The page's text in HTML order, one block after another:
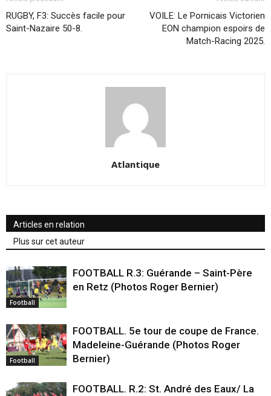
RUGBY, F3: Succès facile pour
Saint-Nazaire 50-8.
VOILE: Le Pornicais Victorien
EON champion espoirs de
Match-Racing 2025.
Atlantique
Articles en relation
Plus sur cet auteur
Football
FOOTBALL R.3: Guérande – Saint-Père
en Retz (Photos Roger Bernier)
Football
FOOTBALL. 5e tour de coupe de France.
Madeleine-Guérande (Photos Roger
Bernier)
FOOTBALL. R.2: St. André des Eaux/ La